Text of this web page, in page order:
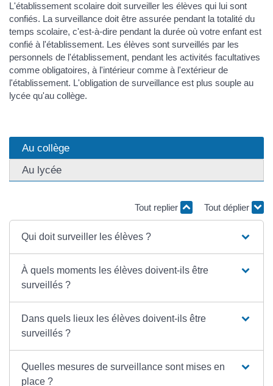
L'établissement scolaire doit surveiller les élèves qui lui sont
confiés. La surveillance doit être assurée pendant la totalité du
temps scolaire, c'est-à-dire pendant la durée où votre enfant est
confié à l'établissement. Les élèves sont surveillés par les
personnels de l'établissement, pendant les activités facultatives
comme obligatoires, à l'intérieur comme à l'extérieur de
l'établissement. L'obligation de surveillance est plus souple au
lycée qu'au collège.
Au collège
Au lycée
Tout replier Tout déplier
Qui doit surveiller les élèves ?
À quels moments les élèves doivent-ils être
surveillés ?
Dans quels lieux les élèves doivent-ils être
surveillés ?
Quelles mesures de surveillance sont mises en
place ?